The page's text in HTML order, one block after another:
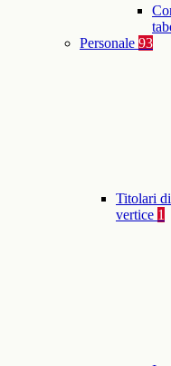
Personale 93
Titolari
vertice 1